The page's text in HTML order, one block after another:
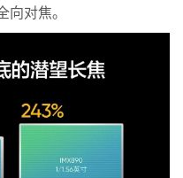
向对焦。